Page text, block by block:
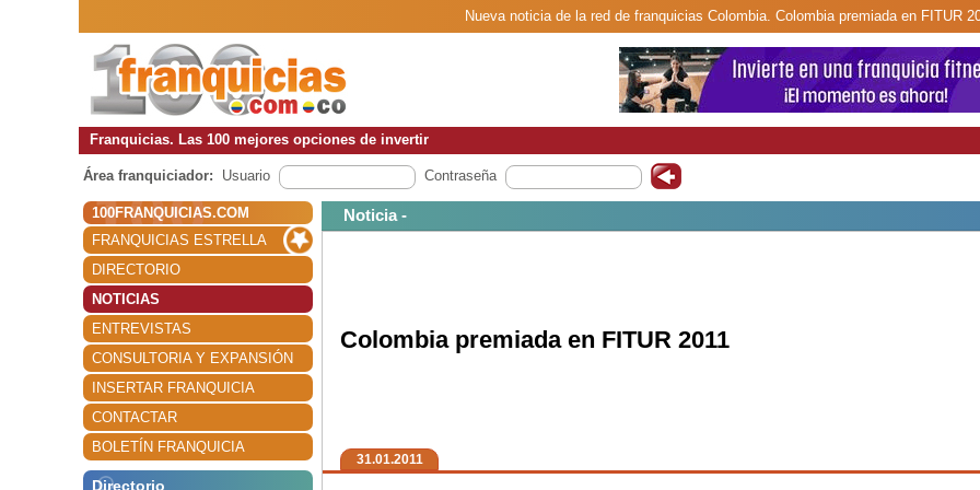
Nueva noticia de la red de franquicias Colombia. Colombia premiada en FITUR
Franquicias. Las 100 mejores opciones de invertir
Área franquiciador: Usuario Contraseña
100FRANQUICIAS.COM
FRANQUICIAS ESTRELLA
DIRECTORIO
NOTICIAS
ENTREVISTAS
CONSULTORIA Y EXPANSIÓN
INSERTAR FRANQUICIA
CONTACTAR
BOLETÍN FRANQUICIA
Directorio
Noticia -
Colombia premiada en FITUR 2011
31.01.2011